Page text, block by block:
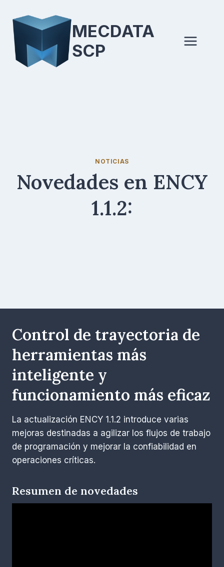
contenido
MECDATA
SCP
NOTICIAS
Novedades en ENCY
1.1.2:
Control de trayectoria de
herramientas más
inteligente y
funcionamiento más eficaz
La actualización ENCY 1.1.2 introduce varias
mejoras destinadas a agilizar los flujos de trabajo
de programación y mejorar la confiabilidad en
operaciones críticas.
Resumen de novedades